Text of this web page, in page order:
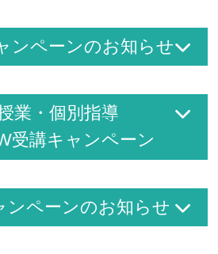
ンペーンのお知らせ
業・個別指導
受講キャンペーン
ンペーンのお知らせ